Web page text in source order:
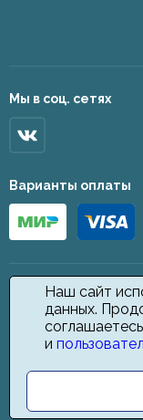
Наш сайт
данных.
и
Мы в соц. сетях
Варианты оплаты
2026 © Star Carpet. ИП